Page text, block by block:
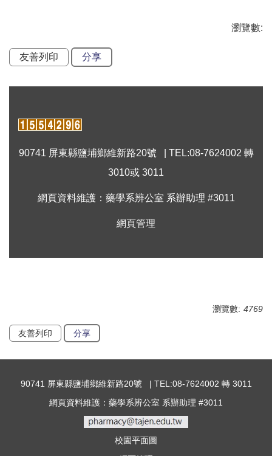
瀏覽數:
友善列印 分享
90741 屏東縣鹽埔鄉維新路20號 | TEL:08-7624002 轉
3010或 3011
網頁資料維護：藥學系辨公室 系辦助理 #3011
網頁管理
瀏覽數: 4769
友善列印 分享
90741 屏東縣鹽埔鄉維新路20號 | TEL:08-7624002 轉 3011
網頁資料維護：藥學系辨公室 系辦助理 #3011
校園平面圖